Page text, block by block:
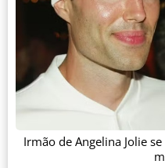
Irmão de Angelina Jolie